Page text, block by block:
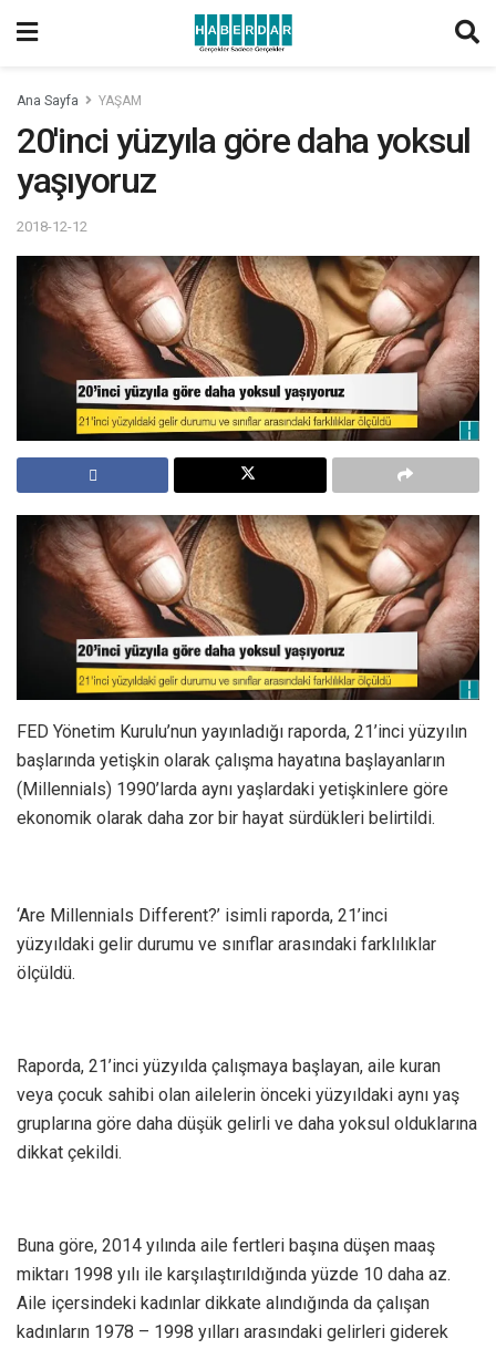
Ana Sayfa YAŞAM
20'inci yüzyıla göre daha yoksul
yaşıyoruz
2018-12-12
FED Yönetim Kurulu’nun yayınladığı raporda, 21’inci yüzyılın
başlarında yetişkin olarak çalışma hayatına başlayanların
(Millennials) 1990’larda aynı yaşlardaki yetişkinlere göre
ekonomik olarak daha zor bir hayat sürdükleri belirtildi.
‘Are Millennials Different?’ isimli raporda, 21’inci
yüzyıldaki gelir durumu ve sınıflar arasındaki farklılıklar
ölçüldü.
Raporda, 21’inci yüzyılda çalışmaya başlayan, aile kuran
veya çocuk sahibi olan ailelerin önceki yüzyıldaki aynı yaş
gruplarına göre daha düşük gelirli ve daha yoksul olduklarına
dikkat çekildi.
Buna göre, 2014 yılında aile fertleri başına düşen maaş
miktarı 1998 yılı ile karşılaştırıldığında yüzde 10 daha az.
Aile içersindeki kadınlar dikkate alındığında da çalışan
kadınların 1978 – 1998 yılları arasındaki gelirleri giderek